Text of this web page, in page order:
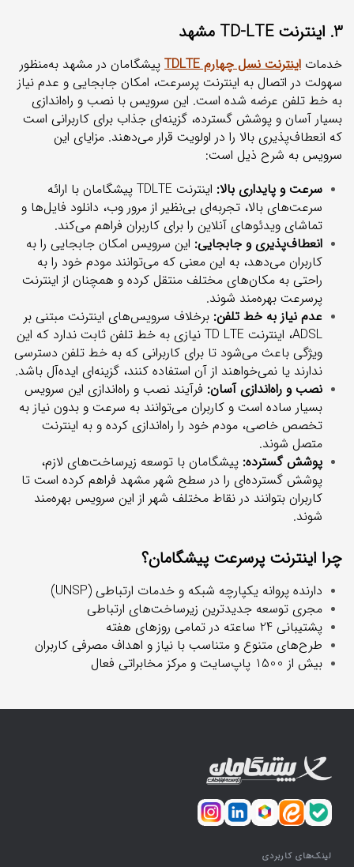
3. اینترنت TD-LTE مشهد
خدمات اینترنت نسل چهارم TDLTE
پیشگامان در مشهد به‌منظور
سهولت در اتصال به اینترنت پرسرعت، امکان جابجایی و عدم نیاز
به خط تلفن عرضه شده است. این سرویس با نصب و راه‌اندازی
بسیار آسان و پوشش گسترده، گزینه‌ای جذاب برای کاربرانی است
که انعطاف‌پذیری بالا را در اولویت قرار می‌دهند. مزایای این
سرویس به شرح ذیل است:
سرعت و پایداری بالا:
اینترنت TDLTE پیشگامان با ارائه
سرعت‌های بالا، تجربه‌ای بی‌نظیر از مرور وب، دانلود فایل‌ها و
تماشای ویدئوهای آنلاین را برای کاربران فراهم می‌کند.
انعطاف‌پذیری و جابجایی: این سرویس امکان جابجایی را به
کاربران می‌دهد، به این معنی که می‌توانند مودم خود را به
راحتی به مکان‌های مختلف منتقل کرده و همچنان از اینترنت
پرسرعت بهره‌مند شوند.
عدم نیاز به خط تلفن: برخلاف سرویس‌های اینترنت مبتنی بر
ADSL، اینترنت TD LTE نیازی به خط تلفن ثابت ندارد که این
ویژگی باعث می‌شود تا برای کاربرانی که به خط تلفن دسترسی
ندارند یا نمی‌خواهند از آن استفاده کنند، گزینه‌ای ایده‌آل باشد.
نصب و راه‌اندازی آسان: فرآیند نصب و راه‌اندازی این سرویس
بسیار ساده است و کاربران می‌توانند به سرعت و بدون نیاز به
تخصص خاصی، مودم خود را راه‌اندازی کرده و به اینترنت
متصل شوند.
پوشش گسترده: پیشگامان با توسعه زیرساخت‌های لازم،
پوشش گسترده‌ای را در سطح شهر مشهد فراهم کرده است تا
کاربران بتوانند در نقاط مختلف شهر از این سرویس بهره‌مند
شوند.
چرا اینترنت پرسرعت پیشگامان؟
دارنده پروانه یکپارچه شبکه و خدمات ارتباطی (UNSP)
مجری توسعه جدیدترین زیرساخت‌های ارتباطی
پشتیبانی 24 ساعته در تمامی روزهای هفته
طرح‌های متنوع و متناسب با نیاز و اهداف مصرفی کاربران
بیش از 1500 پاپ‌سایت و مرکز مخابراتی فعال
لینک‌های کاربردی